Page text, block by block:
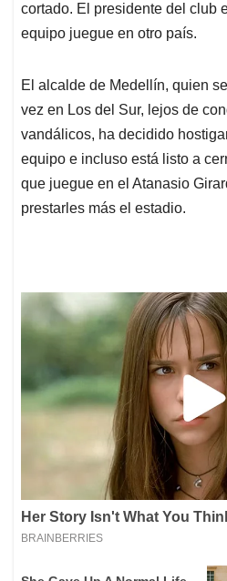
cortado. El presidente del club
equipo juegue en otro país.
El alcalde de Medellín, quien
vez en Los del Sur, lejos de
vandálicos, ha decidido
equipo e incluso está listo a
que juegue en el Atanasio
prestarles más el estadio.